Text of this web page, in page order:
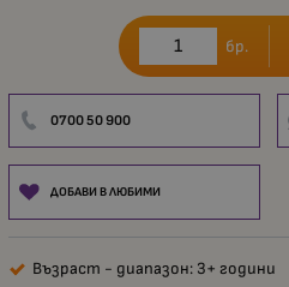
бр.
0700 50 900
ДОБАВИ В ЛЮБИМИ
Възраст - диапазон: 3+ години